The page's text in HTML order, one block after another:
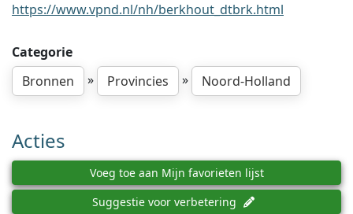
https://www.vpnd.nl/nh/berkhout_dtbrk.html
Categorie
Bronnen
» Provincies » Noord-Holland
Acties
Voeg toe aan Mijn favorieten lijst
Suggestie voor verbetering